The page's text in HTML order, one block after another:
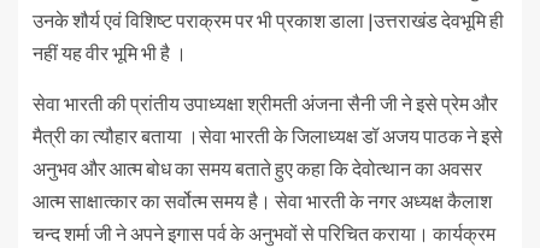
उनके शौर्य एवं विशिष्ट पराक्रम पर भी प्रकाश डाला |उत्तराखंड देवभूमि ही
नहीं यह वीर भूमि भी है ।
सेवा भारती की प्रांतीय उपाध्यक्षा श्रीमती अंजना सैनी जी ने इसे प्रेम और
मैत्री का त्यौहार बताया ।सेवा भारती के जिलाध्यक्ष डॉ अजय पाठक ने इसे
अनुभव और आत्म बोध का समय बताते हुए कहा कि देवोत्थान का अवसर
आत्म साक्षात्कार का सर्वोत्म समय है। सेवा भारती के नगर अध्यक्ष कैलाश
चन्द शर्मा जी ने अपने इगास पर्व के अनुभवों से परिचित कराया। कार्यक्रम